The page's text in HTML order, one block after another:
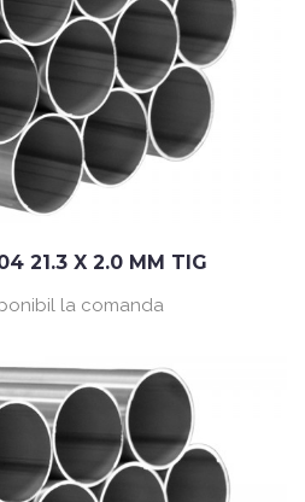
21.3 X 2.0 MM TIG
la comanda